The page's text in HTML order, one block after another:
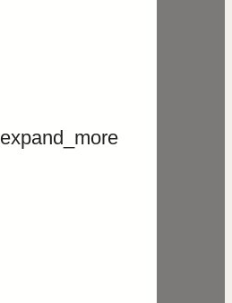
expand_more